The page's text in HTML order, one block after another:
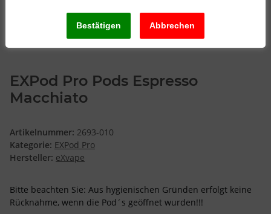
EXPod Pro Pods Espresso
Macchiato
Artikelnummer: 2693-010
Kategorie: EXPod Pro
Hersteller: eXvape
Bitte beachten Sie: Aus hygienischen Gründen erfolgt keine
Rücknahme, wenn die Pod´s geöffnet wurden!!!